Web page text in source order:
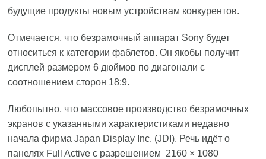
будущие продукты новым устройствам конкурентов.
Отмечается, что безрамочный аппарат Sony будет
относиться к категории фаблетов. Он якобы получит
дисплей размером 6 дюймов по диагонали с
соотношением сторон 18:9.
Любопытно, что массовое производство безрамочных
экранов с указанными характеристиками недавно
начала фирма Japan Display Inc. (JDI). Речь идёт о
панелях Full Active с разрешением 2160 × 1080